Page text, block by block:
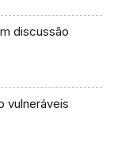
discussão
vulneráveis